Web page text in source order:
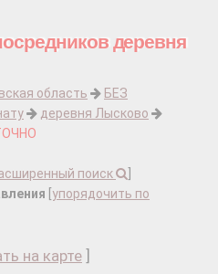
деревня
область
БЕЗ
деревня Лысково
поиск
упорядочить по
на карте